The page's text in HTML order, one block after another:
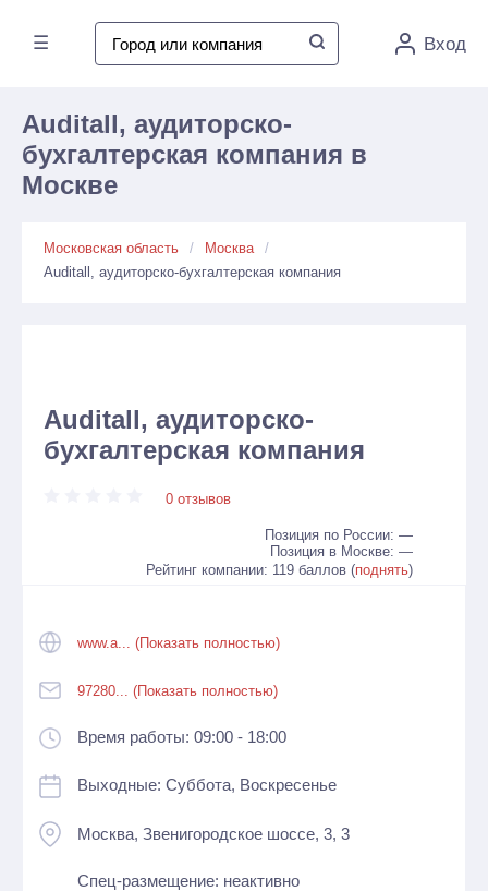
☰ Вход
Auditall, аудиторско-
бухгалтерская компания в
Москве
Московская область
Москва
Auditall, аудиторско-бухгалтерская компания
Auditall, аудиторско-
бухгалтерская компания
0 отзывов
Позиция по России: —
Позиция в Москве: —
Рейтинг компании: 119 баллов (поднять)
www.a... (Показать полностью)
97280... (Показать полностью)
Время работы: 09:00 - 18:00
Выходные: Суббота, Воскресенье
Москва, Звенигородское шоссе, 3, 3
Спец-размещение: неактивно